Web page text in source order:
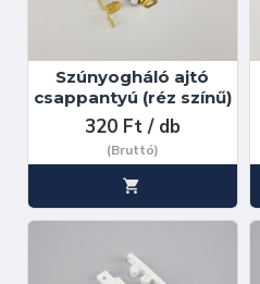
Szúnyogháló ajtó
csappantyú (réz színű)
320 Ft / db
(Bruttó)